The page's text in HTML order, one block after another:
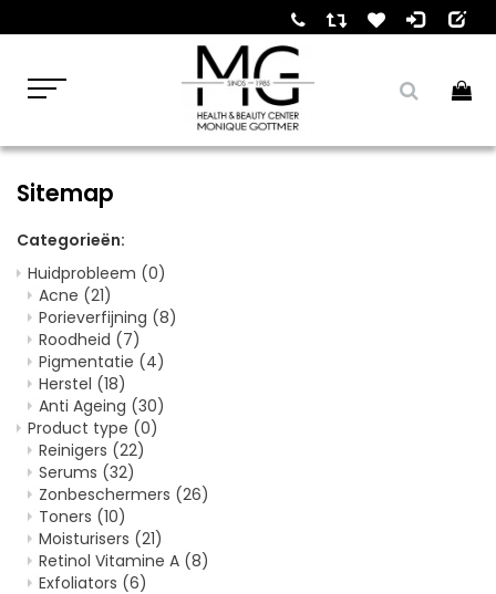
Sitemap
Categorieën:
Huidprobleem (0)
Acne (21)
Porieverfijning (8)
Roodheid (7)
Pigmentatie (4)
Herstel (18)
Anti Ageing (30)
Product type (0)
Reinigers (22)
Serums (32)
Zonbeschermers (26)
Toners (10)
Moisturisers (21)
Retinol Vitamine A (8)
Exfoliators (6)